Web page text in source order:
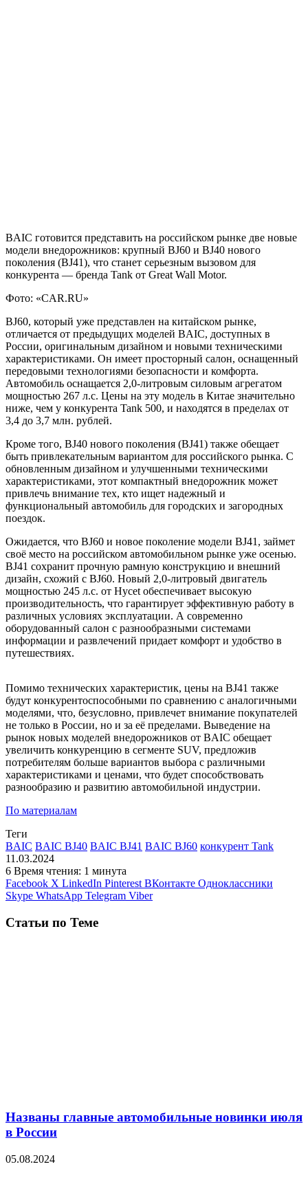
BAIC готовится представить на российском рынке две новые
модели внедорожников: крупный BJ60 и BJ40 нового
поколения (BJ41), что станет серьезным вызовом для
конкурента — бренда Tank от Great Wall Motor.
Фото: «CAR.RU»
BJ60, который уже представлен на китайском рынке,
отличается от предыдущих моделей BAIC, доступных в
России, оригинальным дизайном и новыми техническими
характеристиками. Он имеет просторный салон, оснащенный
передовыми технологиями безопасности и комфорта.
Автомобиль оснащается 2,0-литровым силовым агрегатом
мощностью 267 л.с. Цены на эту модель в Китае значительно
ниже, чем у конкурента Tank 500, и находятся в пределах от
3,4 до 3,7 млн. рублей.
Кроме того, BJ40 нового поколения (BJ41) также обещает
быть привлекательным вариантом для российского рынка. С
обновленным дизайном и улучшенными техническими
характеристиками, этот компактный внедорожник может
привлечь внимание тех, кто ищет надежный и
функциональный автомобиль для городских и загородных
поездок.
Ожидается, что BJ60 и новое поколение модели BJ41, займет
своё место на российском автомобильном рынке уже осенью.
BJ41 сохранит прочную рамную конструкцию и внешний
дизайн, схожий с BJ60. Новый 2,0-литровый двигатель
мощностью 245 л.с. от Hycet обеспечивает высокую
производительность, что гарантирует эффективную работу в
различных условиях эксплуатации. А современно
оборудованный салон с разнообразными системами
информации и развлечений придает комфорт и удобство в
путешествиях.
Помимо технических характеристик, цены на BJ41 также
будут конкурентоспособными по сравнению с аналогичными
моделями, что, безусловно, привлечет внимание покупателей
не только в России, но и за её пределами. Выведение на
рынок новых моделей внедорожников от BAIC обещает
увеличить конкуренцию в сегменте SUV, предложив
потребителям больше вариантов выбора с различными
характеристиками и ценами, что будет способствовать
разнообразию и развитию автомобильной индустрии.
По материалам
Теги
BAIC BAIC BJ40 BAIC BJ41 BAIC BJ60 конкурент Tank
11.03.2024
6 Время чтения: 1 минута
Facebook X LinkedIn Pinterest ВКонтакте Одноклассники
Skype WhatsApp Telegram Viber
Статьи по Теме
Названы главные автомобильные новинки июля
в России
05.08.2024